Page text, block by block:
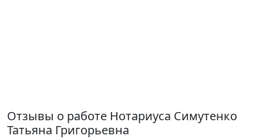
Отзывы о работе Нотариуса Симутенко
Татьяна Григорьевна